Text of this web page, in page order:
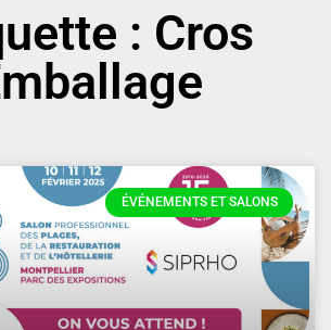
: Cros
ÉVÉNEMENTS ET SALONS